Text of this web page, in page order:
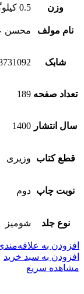
وزن
0.5 کیلوگرم
نام مولف محسن
شابک
تعداد صفحه 189
سال انتشار 1400
قطع کتاب وزیری
نوبت چاپ دوم
نوع جلد شومیز
افزودن به
افزودن به سبد خرید
مشاهده سریع